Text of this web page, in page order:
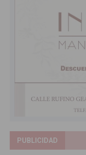
PUBLICIDAD